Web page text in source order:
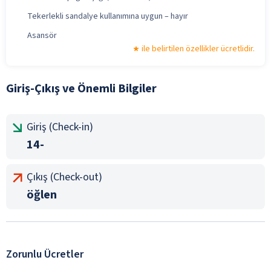
Tekerlekli sandalye kullanımına uygun – hayır
Asansör
ile belirtilen özellikler ücretlidir.
Giriş-Çıkış ve Önemli Bilgiler
Giriş (Check-in)
14-
Çıkış (Check-out)
öğlen
Zorunlu Ücretler